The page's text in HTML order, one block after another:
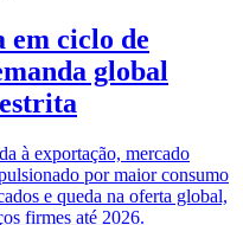
em ciclo de
global
à exportação, mercado
por maior consumo
e queda na oferta global,
firmes até 2026.